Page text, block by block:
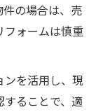
の場合は、売
フォームは慎重
ンを活用し、現
ることで、適